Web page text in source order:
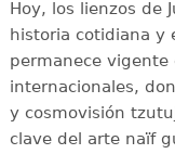
Hoy, los lienzos de
historia cotidiana y
permanece vigente
internacionales,
y cosmovisión
clave del arte naïf